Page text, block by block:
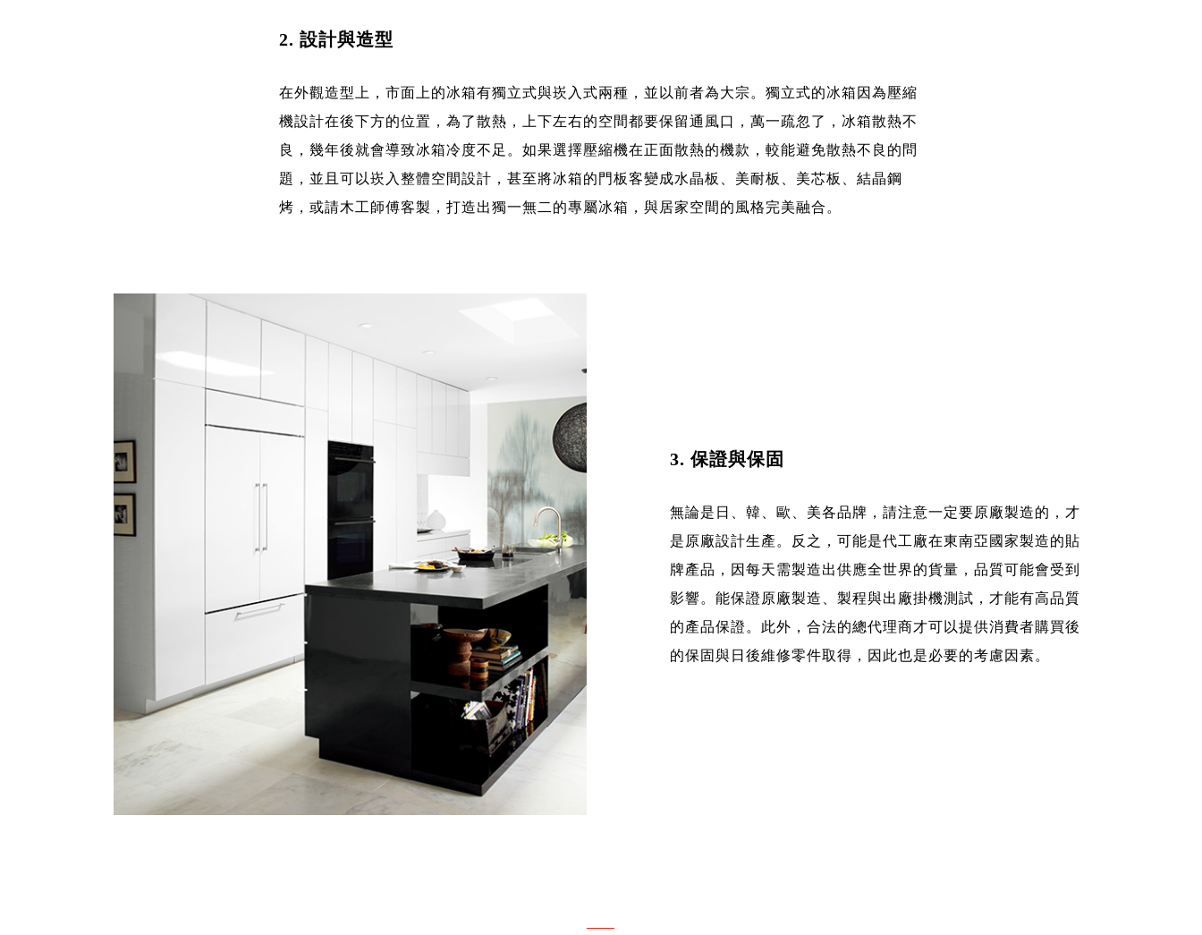
2. 設計與造型
在外觀造型上，市面上的冰箱有獨立式與崁入式兩種，並以前者為大宗。獨立式的冰箱因為壓縮
機設計在後下方的位置，為了散熱，上下左右的空間都要保留通風口，萬一疏忽了，冰箱散熱不
良，幾年後就會導致冰箱冷度不足。如果選擇壓縮機在正面散熱的機款，較能避免散熱不良的問
題，並且可以崁入整體空間設計，甚至將冰箱的門板客變成水晶板、美耐板、美芯板、結晶鋼
烤，或請木工師傅客製，打造出獨一無二的專屬冰箱，與居家空間的風格完美融合。
3. 保證與保固
無論是日、韓、歐、美各品牌，請注意一定要原廠製造的，才
是原廠設計生產。反之，可能是代工廠在東南亞國家製造的貼
牌產品，因每天需製造出供應全世界的貨量，品質可能會受到
影響。能保證原廠製造、製程與出廠掛機測試，才能有高品質
的產品保證。此外，合法的總代理商才可以提供消費者購買後
的保固與日後維修零件取得，因此也是必要的考慮因素。